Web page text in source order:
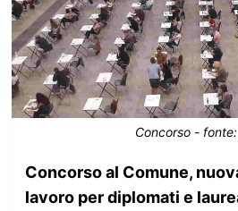
Concorso -
Concorso al Comune,
lavoro per diplomati e